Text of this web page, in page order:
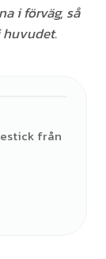
i förväg, så
från